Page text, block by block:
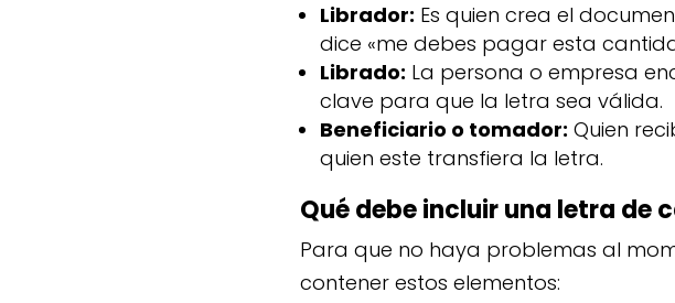
Librador: Es quien crea el
dice «me debes pagar esta
Librado: La persona o empresa
clave para que la letra sea válida.
Beneficiario o tomador: Quien
quien este transfiera la letra.
Qué debe incluir una letra de
Para que no haya problemas al
contener estos elementos: